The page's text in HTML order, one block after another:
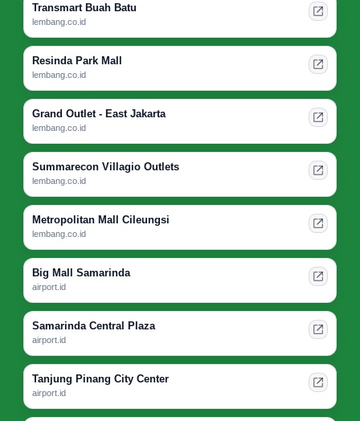
Transmart Buah Batu
lembang.co.id
Resinda Park Mall
lembang.co.id
Grand Outlet - East Jakarta
lembang.co.id
Summarecon Villagio Outlets
lembang.co.id
Metropolitan Mall Cileungsi
lembang.co.id
Big Mall Samarinda
airport.id
Samarinda Central Plaza
airport.id
Tanjung Pinang City Center
airport.id